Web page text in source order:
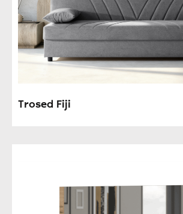
Trosed Fiji